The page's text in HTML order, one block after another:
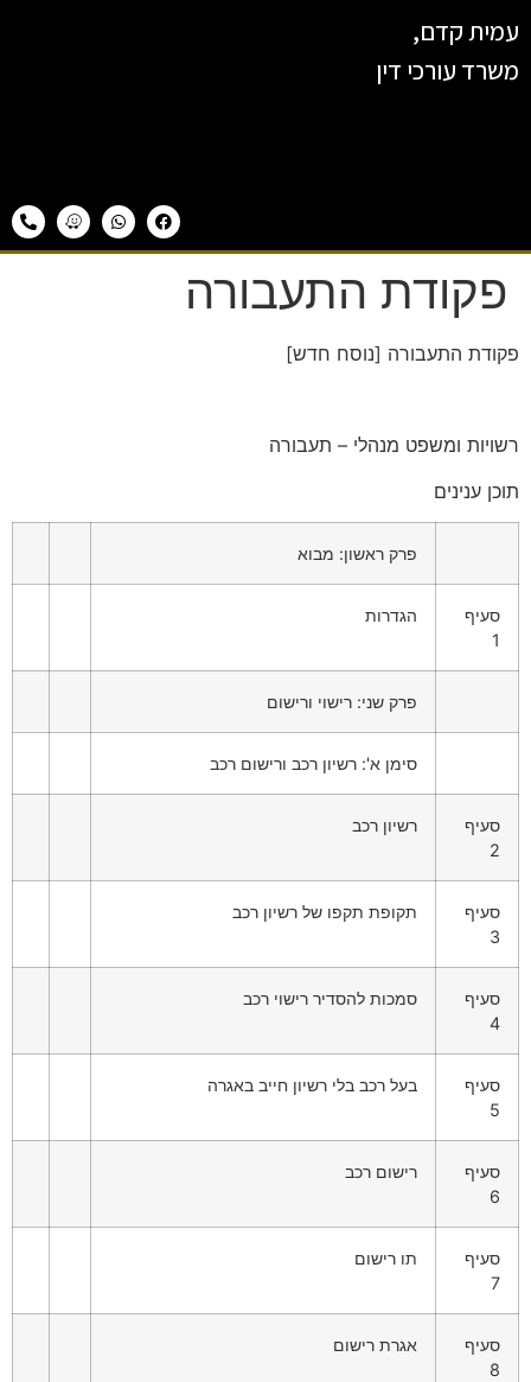
עמית קדם,
משרד עורכי דין
פקודת התעבורה
פקודת התעבורה [נוסח חדש]
רשויות ומשפט מנהלי – תעבורה
תוכן ענינים
פרק ראשון: מבוא
סעיף
1
הגדרות
פרק שני: רישוי ורישום
סימן א': רשיון רכב ורישום רכב
סעיף
2
רשיון רכב
סעיף
3
תקופת תקפו של רשיון רכב
סעיף
4
סמכות להסדיר רישוי רכב
סעיף
5
בעל רכב בלי רשיון חייב באגרה
סעיף
6
רישום רכב
סעיף
7
תו רישום
סעיף
8
אגרת רישום